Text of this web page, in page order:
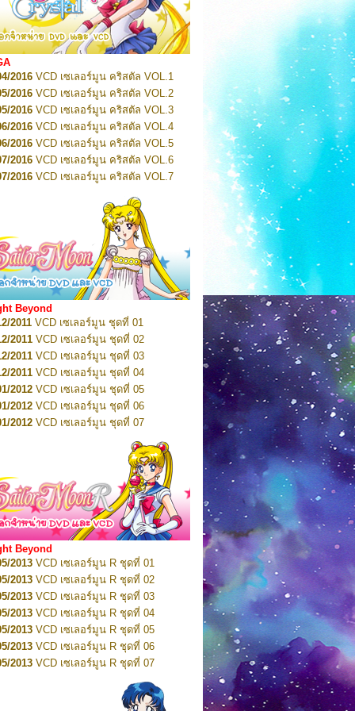
Pretty Guardian Sailor Moon Eternal
1
Pretty Guardian Sailor Moon Eternal
2
Pretty Guardian Sailor Moon Eternal
3
Pretty Guardian Sailor Moon Eternal
4
Pretty Guardian Sailor Moon Eternal
5
Pretty Guardian Sailor Moon Eternal
6
Pretty Guardian Sailor Moon Eternal
7
Pretty Guardian Sailor Moon Eternal
Pretty Guardian Sailor Moon Eternal
Pretty Guardian Sailor Moon Eternal
10
2026Code Name: Sailor V 1
2026Code Name: Sailor V 2
2016 VCD เซเลอร์มูน คริสตัล VOL.1
2016 VCD เซเลอร์มูน คริสตัล VOL.2
2016 VCD เซเลอร์มูน คริสตัล VOL.3
2016 VCD เซเลอร์มูน คริสตัล VOL.4
2016 VCD เซเลอร์มูน คริสตัล VOL.5
2016 VCD เซเลอร์มูน คริสตัล VOL.6
2016 VCD เซเลอร์มูน คริสตัล VOL.7
VCD เซเลอร์มูน คริสตัล VOL.9
VCD เซเลอร์มูน คริสตัล VOL.10
2016
VCD เซเลอร์มูน คริสตัล VOL.11
2016VCD เซเลอร์มูน คริสตัล VOL.12
2016VCD เซเลอร์มูน คริสตัล VOL.13
2016 DVD เซเลอร์มูน คริสตัล VOL.1
2016DVD เซเลอร์มูน คริสตัล VOL.2
2016 DVD เซเลอร์มูน คริสตัล VOL.3
2016 DVD เซเลอร์มูน คริสตัล VOL.4
2016 DVD เซเลอร์มูน คริสตัล VOL.5
2016 DVD เซเลอร์มูน คริสตัล VOL.6
2016DVD เซเลอร์มูน คริสตัล VOL.7
2016DVD เซเลอร์มูน คริสตัล VOL.8
2017 DVD เซเลอร์มูน คริสตัล Box-Set
Beyond
2011 VCD เซเลอร์มูน ชุดที่ 01
2011 VCD เซเลอร์มูน ชุดที่ 02
2011 VCD เซเลอร์มูน ชุดที่ 03
2011 VCD เซเลอร์มูน ชุดที่ 04
2012 VCD เซเลอร์มูน ชุดที่ 05
2012 VCD เซเลอร์มูน ชุดที่ 06
2012 VCD เซเลอร์มูน ชุดที่ 07
VCD เซเลอร์มูน ชุดที่ 08
VCD เซเลอร์มูน ชุดที่ 09
VCD เซเลอร์มูน ชุดที่ 10
2012VCD เซเลอร์มูน ชุดที่ 11
2012VCD เซเลอร์มูน ชุดที่ 12
2012VCD เซเลอร์มูน ชุดที่ 13
2012VCD เซเลอร์มูน ชุดที่ 14
2012 VCD เซเลอร์มูน ชุดที่ 15
VCD เซเลอร์มูน ชุดที่ 16
VCD เซเลอร์มูน ชุดที่ 17
VCD เซเลอร์มูน ชุดที่ 18
VCD เซเลอร์มูน ชุดที่ 19
VCD เซเลอร์มูน ชุดที่ 20
VCD เซเลอร์มูน ชุดที่ 21
VCD เซเลอร์มูน ชุดที่ 22
VCD เซเลอร์มูน ชุดที่ 23
DVD เซเลอร์มูน ชุดที่ 01
Beyond
2013 VCD เซเลอร์มูน R ชุดที่ 01
2013 VCD เซเลอร์มูน R ชุดที่ 02
2013 VCD เซเลอร์มูน R ชุดที่ 03
2013 VCD เซเลอร์มูน R ชุดที่ 04
2013 VCD เซเลอร์มูน R ชุดที่ 05
2013 VCD เซเลอร์มูน R ชุดที่ 06
2013 VCD เซเลอร์มูน R ชุดที่ 07
VCD เซเลอร์มูน R ชุดที่ 08
VCD เซเลอร์มูน R ชุดที่ 09